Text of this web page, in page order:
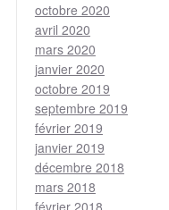
octobre 2020
avril 2020
mars 2020
janvier 2020
octobre 2019
septembre 2019
février 2019
janvier 2019
décembre 2018
mars 2018